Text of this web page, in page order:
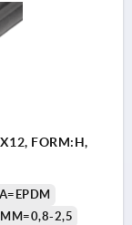
FORM:H,
MM=0,8-2,5